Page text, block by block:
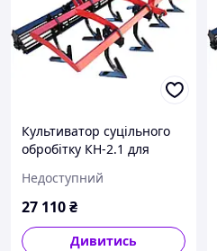
Культиватор суцільного
обробітку КН-2.1 для
Недоступний
27 110₴
Дивитись